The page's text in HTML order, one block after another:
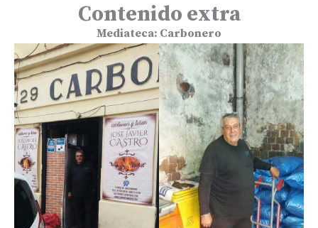
Contenido extra
Mediateca: Carbonero